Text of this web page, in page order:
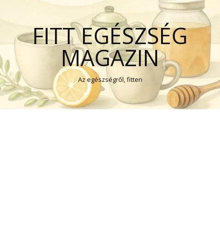
FITT EGÉSZSÉG
MAGAZIN
Az egészségről, fitten